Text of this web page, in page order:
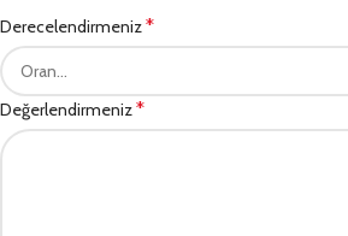
Derecelendirmeniz*
Değerlendirmeniz*